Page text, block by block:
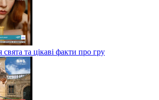
свята та цікаві факти про гру